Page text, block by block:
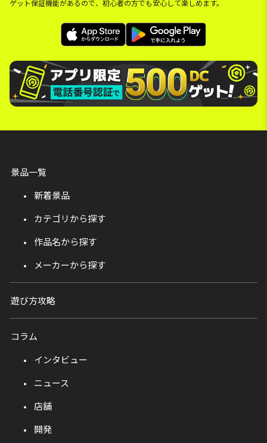
ゲット保証機能があるので、初心者の方でも安心して楽しめます。
景品一覧
新着景品
カテゴリから探す
作品名から探す
メーカーから探す
遊び方攻略
コラム
インタビュー
ニュース
店舗
開発